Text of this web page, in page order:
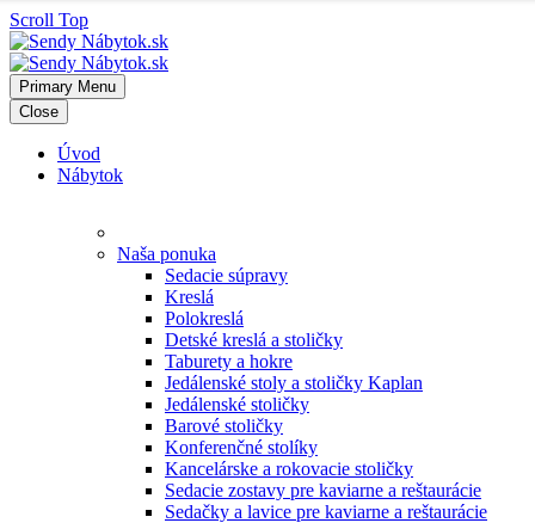
Scroll Top
Primary Menu
Close
Úvod
Nábytok
Naša ponuka
Sedacie súpravy
Kreslá
Polokreslá
Detské kreslá a stoličky
Taburety a hokre
Jedálenské stoly a stoličky Kaplan
Jedálenské stoličky
Barové stoličky
Konferenčné stolíky
Kancelárske a rokovacie stoličky
Sedacie zostavy pre kaviarne a reštaurácie
Sedačky a lavice pre kaviarne a reštaurácie